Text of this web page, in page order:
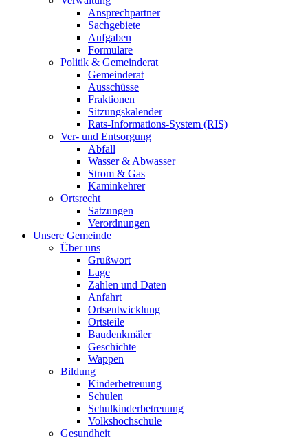
Ansprechpartner
Sachgebiete
Aufgaben
Formulare
Politik & Gemeinderat
Gemeinderat
Ausschüsse
Fraktionen
Sitzungskalender
Rats-Informations-System (RIS)
Ver- und Entsorgung
Abfall
Wasser & Abwasser
Strom & Gas
Kaminkehrer
Ortsrecht
Satzungen
Verordnungen
Unsere Gemeinde
Über uns
Grußwort
Lage
Zahlen und Daten
Anfahrt
Ortsentwicklung
Ortsteile
Baudenkmäler
Geschichte
Wappen
Bildung
Kinderbetreuung
Schulen
Schulkinderbetreuung
Volkshochschule
Gesundheit